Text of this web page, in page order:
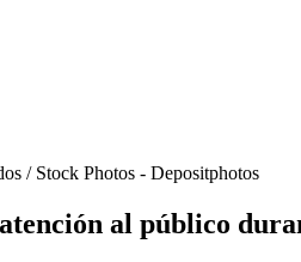
/ Stock Photos - Depositphotos
al público